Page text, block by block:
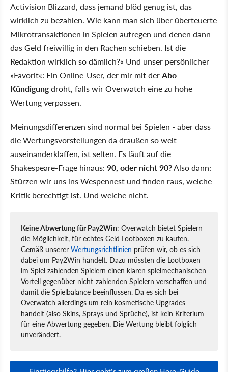
Activision Blizzard, dass jemand blöd genug ist, das
wirklich zu bezahlen. Wie kann man sich über überteuerte
Mikrotransaktionen in Spielen aufregen und denen dann
das Geld freiwillig in den Rachen schieben. Ist die
Redaktion wirklich so dämlich?« Und unser persönlicher
»Favorit«: Ein Online-User, der mir mit derAbo-
Kündigungdroht, falls wir Overwatch eine zu hohe
Wertung verpassen.
Meinungsdifferenzen sind normal bei Spielen - aber dass
die Wertungsvorstellungen da draußen so weit
auseinanderklaffen, ist selten. Es läuft auf die
Shakespeare-Frage hinaus: 90, oder nicht 90?Also dann:
Stürzen wir uns ins Wespennest und finden raus, welche
Kritik berechtigt ist. Und welche nicht.
Keine Abwertung für Pay2Win: Overwatch bietet Spielern
die Möglichkeit, für echtes Geld Lootboxen zu kaufen.
Gemäß unserer Wertungsrichtlinien prüfen wir, ob es sich
dabei um Pay2Win handelt. Dazu müssten die Lootboxen
im Spiel zahlenden Spielern einen klaren spielmechanischen
Vorteil gegenüber nicht-zahlenden Spielern verschaffen und
damit die Spielbalance beeinflussen. Da es sich bei
Overwatch allerdings um rein kosmetische Upgrades
handelt (also Skins, Sprays und Sprüche), ist kein Kriterium
für eine Abwertung gegeben. Die Wertung bleibt folglich
unverändert.